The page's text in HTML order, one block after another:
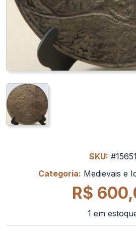
SKU: #15651
Categoria: Medievais e
R$
1 em